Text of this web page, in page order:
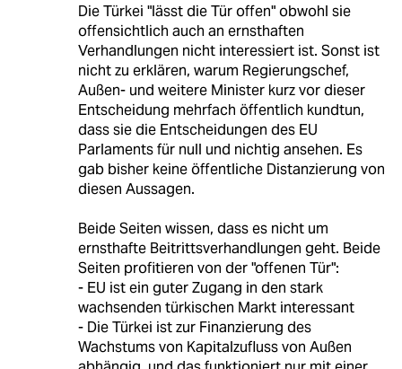
Die Türkei "lässt die Tür offen" obwohl sie
offensichtlich auch an ernsthaften
Verhandlungen nicht interessiert ist. Sonst ist
nicht zu erklären, warum Regierungschef,
Außen- und weitere Minister kurz vor dieser
Entscheidung mehrfach öffentlich kundtun,
dass sie die Entscheidungen des EU
Parlaments für null und nichtig ansehen. Es
gab bisher keine öffentliche Distanzierung von
diesen Aussagen.
Beide Seiten wissen, dass es nicht um
ernsthafte Beitrittsverhandlungen geht. Beide
Seiten profitieren von der "offenen Tür":
- EU ist ein guter Zugang in den stark
wachsenden türkischen Markt interessant
- Die Türkei ist zur Finanzierung des
Wachstums von Kapitalzufluss von Außen